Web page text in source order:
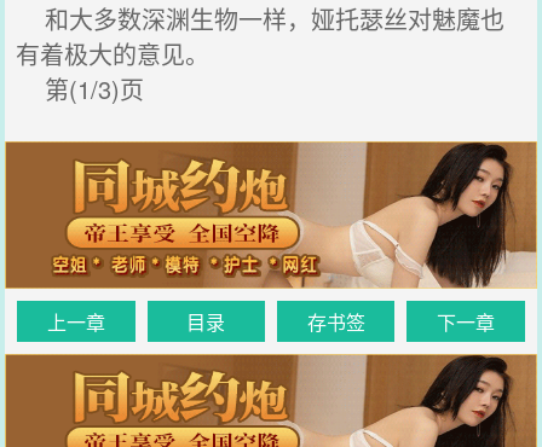
和大多数深渊生物一样，娅托瑟丝对魅魔也
有着极大的意见。
第(1/3)页
上一章 目录 存书签 下一章